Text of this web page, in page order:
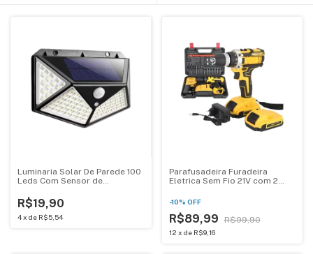
Luminaria Solar De Parede 100
Leds Com Sensor de
R$19,90
4x de R$5,54
Parafusadeira Furadeira
Eletrica Sem Fio 21V com 2
Maleta
-10% OFF
R$89,99 R$99,90
12 x de R$9,16